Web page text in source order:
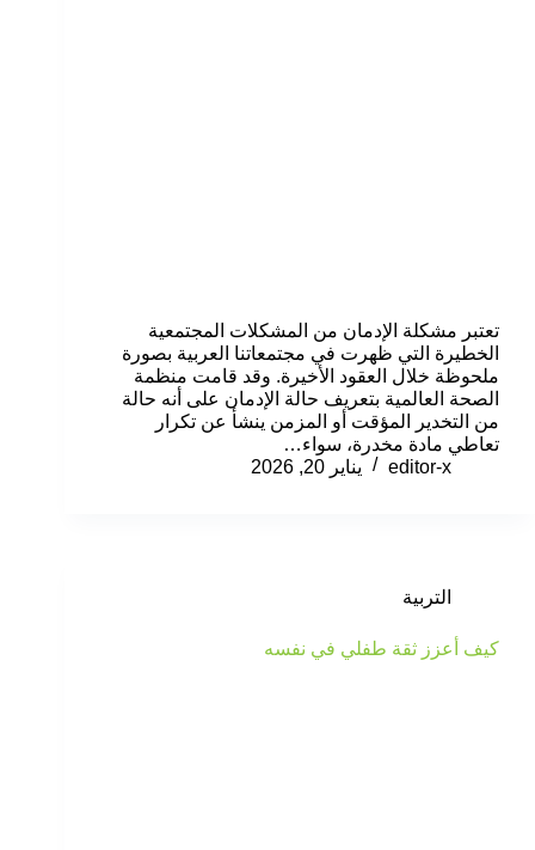
تعتبر مشكلة الإدمان من المشكلات المجتمعية
الخطيرة التي ظهرت في مجتمعاتنا العربية بصورة
ملحوظة خلال العقود الأخيرة. وقد قامت منظمة
الصحة العالمية بتعريف حالة الإدمان على أنه حالة
من التخدير المؤقت أو المزمن ينشأ عن تكرار
تعاطي مادة مخدرة، سواء…
editor-x
يناير 20, 2026
التربية
كيف أعزز ثقة طفلي في نفسه